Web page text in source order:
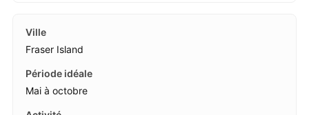
Fraser Island
Mai à octobre